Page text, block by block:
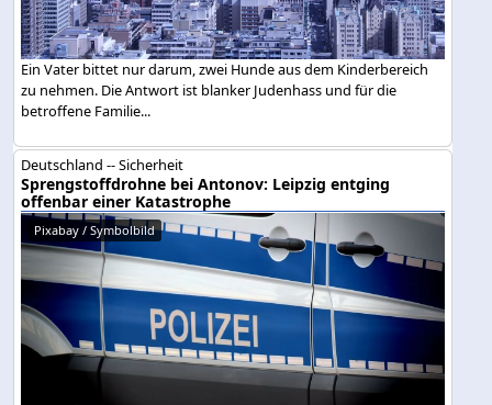
Ein Vater bittet nur darum, zwei Hunde aus dem Kinderbereich
zu nehmen. Die Antwort ist blanker Judenhass und für die
betroffene Familie...
Deutschland -- Sicherheit
Sprengstoffdrohne bei Antonov: Leipzig entging
offenbar einer Katastrophe
Pixabay / Symbolbild